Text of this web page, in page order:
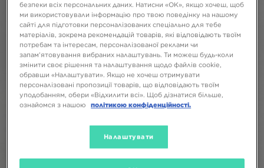
безпеки всіх персональних даних. Натисни «OK», якщо хочеш, щоб
ми використовували інформацію про твою поведінку на нашому
сайті для підготовки персоналізованих спеціально для тебе
матеріалів, зокрема рекомендацій товарів, які відповідають твоїм
потребам та інтересам, персоналізованої реклами чи
запам’ятовування вибраних налаштувань. Ти можеш будь-коли
змінити своє рішення та налаштування щодо файлів cookie,
обравши «Налаштувати». Якщо не хочеш отримувати
персоналізовані пропозиції товарів, що відповідають твоїм
уподобанням, обери «Відхилити всі». Щоб дізнатися більше,
ознайомся з нашою
політикою конфіденційності.
Налаштувати